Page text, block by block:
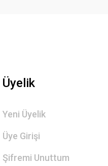
Üyelik
Yeni Üyelik
Üye Girişi
Şifremi Unuttum